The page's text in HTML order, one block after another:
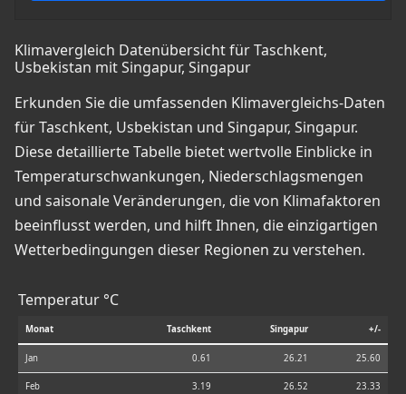
Klimavergleich Datenübersicht für Taschkent,
Usbekistan mit Singapur, Singapur
Erkunden Sie die umfassenden Klimavergleichs-Daten
für Taschkent, Usbekistan und Singapur, Singapur.
Diese detaillierte Tabelle bietet wertvolle Einblicke in
Temperaturschwankungen, Niederschlagsmengen
und saisonale Veränderungen, die von Klimafaktoren
beeinflusst werden, und hilft Ihnen, die einzigartigen
Wetterbedingungen dieser Regionen zu verstehen.
Temperatur °C
Monat Taschkent Singapur +/-
Jan 0.61 26.21 25.60
Feb 3.19 26.52 23.33